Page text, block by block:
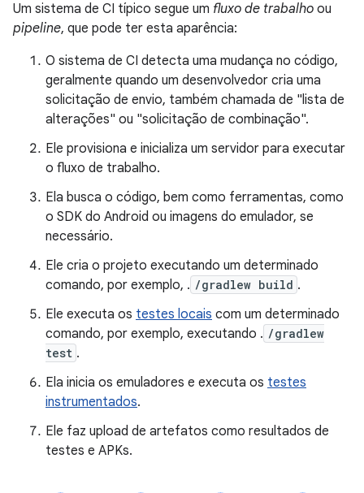
Um sistema de CI típico segue um fluxo de trabalho ou
pipeline, que pode ter esta aparência:
O sistema de CI detecta uma mudança no código,
geralmente quando um desenvolvedor cria uma
solicitação de envio, também chamada de "lista de
alterações" ou "solicitação de combinação".
Ele provisiona e inicializa um servidor para executar
o fluxo de trabalho.
Ela busca o código, bem como ferramentas, como
o SDK do Android ou imagens do emulador, se
necessário.
Ele cria o projeto executando um determinado
comando, por exemplo, . /gradlew build .
Ele executa os testes locais com um determinado
comando, por exemplo, executando . /gradlew
test .
Ela inicia os emuladores e executa os testes
instrumentados.
Ele faz upload de artefatos como resultados de
testes e APKs.